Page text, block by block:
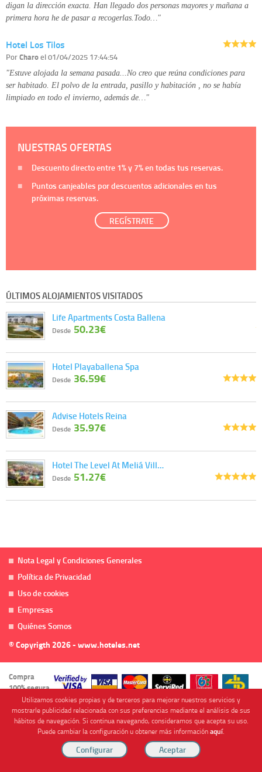
digan la dirección exacta. Han llegado dos personas mayores y mañana a
primera hora he de pasar a recogerlas.Todo…"
Hotel Los Tilos
PorCharoel 01/04/2025 17:44:54
"Estuve alojada la semana pasada...No creo que reúna condiciones para
ser habitado. El polvo de la entrada, pasillo y habitación , no se había
limpiado en todo el invierno, además de…"
NUESTRAS OFERTAS
Descuento directo entre 1%y 7%en todas tus reservas.
Puntos canjeables por descuentos adicionales en tus
próximas reservas.
REGÍSTRATE
ÚLTIMOS ALOJAMIENTOS VISITADOS
Life Apartments Costa Ballena
Desde 50.23€
Hotel Playaballena Spa
Desde 36.59€
Advise Hotels Reina
Desde 35.97€
Hotel The Level At Meliá Vill…
Desde 51.27€
Nota Legal y Condiciones Generales
Política de Privacidad
Uso de cookies
Empresas
Quiénes Somos
© Copyrigth 2026 - www.hoteles.net
Compra
100% segura
Cofinanciado por
Utilizamos cookies propias y de terceros para mejorar nuestros servicios y
mostrarle publicidad relacionada con sus preferencias mediante el análisis de sus
hábitos de navegación. Si continua navegando, consideramos que acepta su uso.
Puede cambiar la configuración u obtener más informaciónaquí.